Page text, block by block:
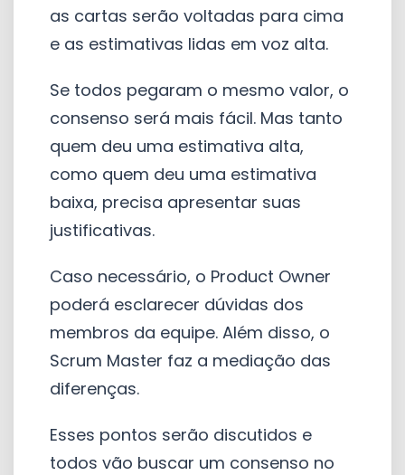
as cartas serão voltadas para cima
e as estimativas lidas em voz alta.
Se todos pegaram o mesmo valor, o
consenso será mais fácil. Mas tanto
quem deu uma estimativa alta,
como quem deu uma estimativa
baixa, precisa apresentar suas
justificativas.
Caso necessário, o Product Owner
poderá esclarecer dúvidas dos
membros da equipe. Além disso, o
Scrum Master faz a mediação das
diferenças.
Esses pontos serão discutidos e
todos vão buscar um consenso no